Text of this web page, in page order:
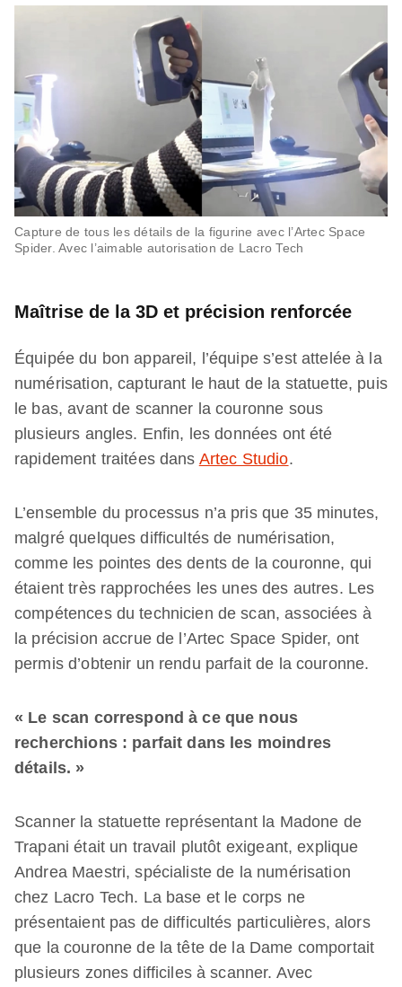
Capture de tous les détails de la figurine avec l’Artec Space
Spider. Avec l’aimable autorisation de Lacro Tech
Maîtrise de la 3D et précision renforcée
Équipée du bon appareil, l’équipe s’est attelée à la
numérisation, capturant le haut de la statuette, puis
le bas, avant de scanner la couronne sous
plusieurs angles. Enfin, les données ont été
rapidement traitées dans Artec Studio.
L’ensemble du processus n’a pris que 35 minutes,
malgré quelques difficultés de numérisation,
comme les pointes des dents de la couronne, qui
étaient très rapprochées les unes des autres. Les
compétences du technicien de scan, associées à
la précision accrue de l’Artec Space Spider, ont
permis d’obtenir un rendu parfait de la couronne.
« Le scan correspond à ce que nous
recherchions : parfait dans les moindres
détails. »
Scanner la statuette représentant la Madone de
Trapani était un travail plutôt exigeant, explique
Andrea Maestri, spécialiste de la numérisation
chez Lacro Tech. La base et le corps ne
présentaient pas de difficultés particulières, alors
que la couronne de la tête de la Dame comportait
plusieurs zones difficiles à scanner. Avec